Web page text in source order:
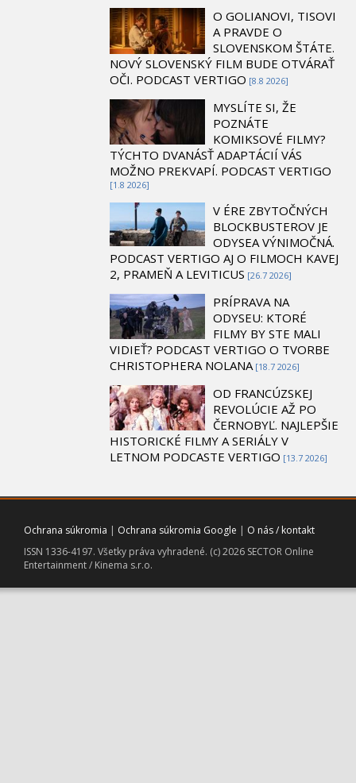
O GOLIANOVI, TISOVI
A PRAVDE O
SLOVENSKOM ŠTÁTE.
NOVÝ SLOVENSKÝ FILM BUDE OTVÁRAŤ
OČI. PODCAST VERTIGO [8.8 2026]
MYSLÍTE SI, ŽE
POZNÁTE
KOMIKSOVÉ FILMY?
TÝCHTO DVANÁSŤ ADAPTÁCIÍ VÁS
MOŽNO PREKVAPÍ. PODCAST VERTIGO
[1.8 2026]
V ÉRE ZBYTOČNÝCH
BLOCKBUSTEROV JE
ODYSEA VÝNIMOČNÁ.
PODCAST VERTIGO AJ O FILMOCH KAVEJ
2, PRAMEŇ A LEVITICUS [26.7 2026]
PRÍPRAVA NA
ODYSEU: KTORÉ
FILMY BY STE MALI
VIDIEŤ? PODCAST VERTIGO O TVORBE
CHRISTOPHERA NOLANA [18.7 2026]
OD FRANCÚZSKEJ
REVOLÚCIE AŽ PO
ČERNOBYĽ. NAJLEPŠIE
HISTORICKÉ FILMY A SERIÁLY V
LETNOM PODCASTE VERTIGO [13.7 2026]
Ochrana súkromia | Ochrana súkromia Google | O nás / kontakt
ISSN 1336-4197. Všetky práva vyhradené. (c) 2026 SECTOR Online
Entertainment / Kinema s.r.o.